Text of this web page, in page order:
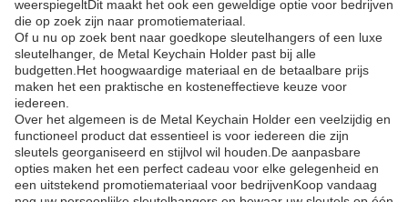
weerspiegeltDit maakt het ook een geweldige optie voor bedrijven
die op zoek zijn naar promotiemateriaal.
Of u nu op zoek bent naar goedkope sleutelhangers of een luxe
sleutelhanger, de Metal Keychain Holder past bij alle
budgetten.Het hoogwaardige materiaal en de betaalbare prijs
maken het een praktische en kosteneffectieve keuze voor
iedereen.
Over het algemeen is de Metal Keychain Holder een veelzijdig en
functioneel product dat essentieel is voor iedereen die zijn
sleutels georganiseerd en stijlvol wil houden.De aanpasbare
opties maken het een perfect cadeau voor elke gelegenheid en
een uitstekend promotiemateriaal voor bedrijvenKoop vandaag